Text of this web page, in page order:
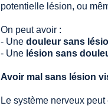
potentielle lésion, ou
On peut avoir :
- Une douleur sans
- Une lésion sans
Avoir mal sans lésion
Le système nerveux